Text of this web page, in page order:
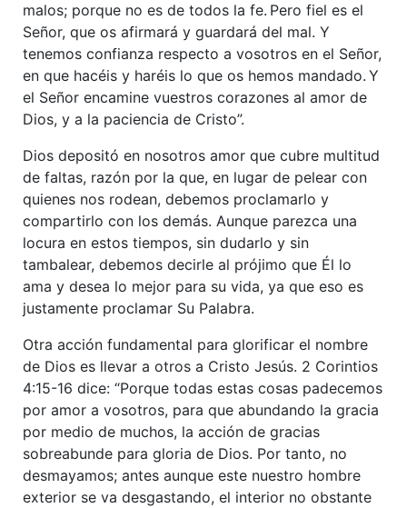
malos; porque no es de todos la fe. Pero fiel es el
Señor, que os afirmará y guardará del mal. Y
tenemos confianza respecto a vosotros en el Señor,
en que hacéis y haréis lo que os hemos mandado. Y
el Señor encamine vuestros corazones al amor de
Dios, y a la paciencia de Cristo”.
Dios depositó en nosotros amor que cubre multitud
de faltas, razón por la que, en lugar de pelear con
quienes nos rodean, debemos proclamarlo y
compartirlo con los demás. Aunque parezca una
locura en estos tiempos, sin dudarlo y sin
tambalear, debemos decirle al prójimo que Él lo
ama y desea lo mejor para su vida, ya que eso es
justamente proclamar Su Palabra.
Otra acción fundamental para glorificar el nombre
de Dios es llevar a otros a Cristo Jesús. 2 Corintios
4:15-16 dice: “Porque todas estas cosas padecemos
por amor a vosotros, para que abundando la gracia
por medio de muchos, la acción de gracias
sobreabunde para gloria de Dios. Por tanto, no
desmayamos; antes aunque este nuestro hombre
exterior se va desgastando, el interior no obstante